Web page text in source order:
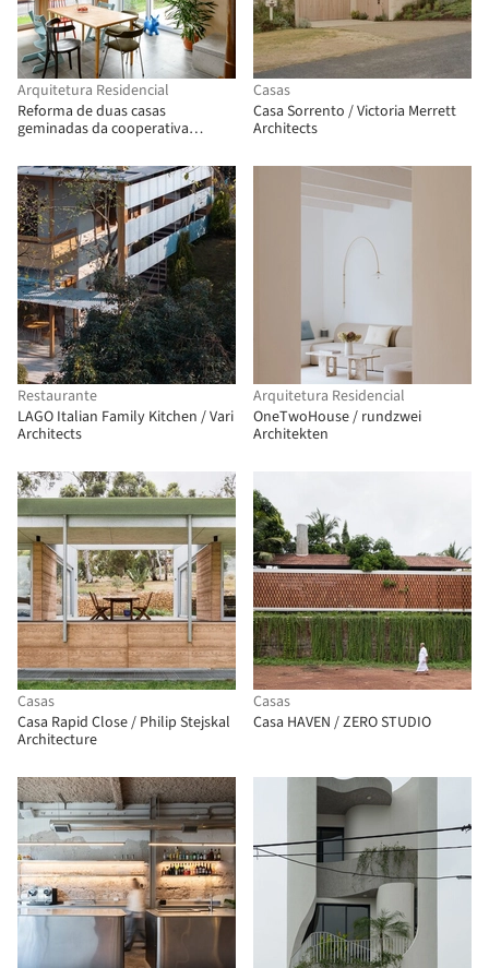
Arquitetura Residencial
Reforma de duas casas
geminadas da cooperativa
Ljubljana / dans arhitekti
Casas
Casa Sorrento / Victoria Merrett
Architects
Restaurante
LAGO Italian Family Kitchen / Vari
Architects
Arquitetura Residencial
OneTwoHouse / rundzwei
Architekten
Casas
Casa Rapid Close / Philip Stejskal
Architecture
Casas
Casa HAVEN / ZERO STUDIO